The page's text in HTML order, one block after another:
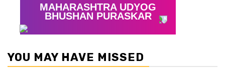
YOU MAY HAVE MISSED